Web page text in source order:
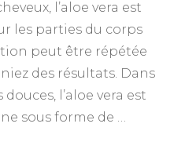
l’aloe vera est
les parties du corps
peut être répétée
des résultats. Dans
l’aloe vera est
sous forme de …